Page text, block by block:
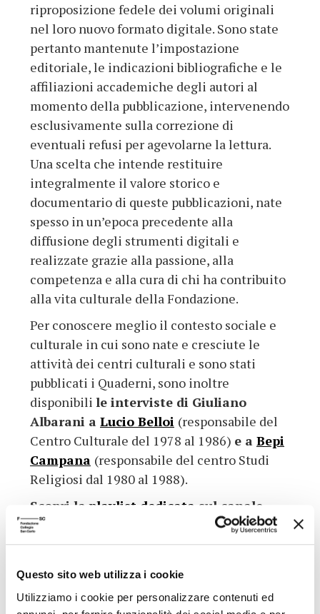
Questo sito web utilizza i cookie
Utilizziamo i cookie per personalizzare contenuti ed
riproposizione fedele dei volumi originali
nel loro nuovo formato digitale. Sono state
pertanto mantenute l’impostazione
editoriale, le indicazioni bibliografiche e le
affiliazioni accademiche degli autori al
momento della pubblicazione, intervenendo
esclusivamente sulla correzione di
eventuali refusi per agevolarne la lettura.
Una scelta che intende restituire
integralmente il valore storico e
documentario di queste pubblicazioni, nate
spesso in un’epoca precedente alla
diffusione degli strumenti digitali e
realizzate grazie alla passione, alla
competenza e alla cura di chi ha contribuito
alla vita culturale della Fondazione.
Per conoscere meglio il contesto sociale e
culturale in cui sono nate e cresciute le
attività dei centri culturali e sono stati
pubblicati i Quaderni, sono inoltre
disponibili le interviste di Giuliano
Albarani a Lucio Belloi (responsabile del
Centro Culturale del 1978 al 1986) e a Bepi
Campana (responsabile del centro Studi
Religiosi dal 1980 al 1988).
Scopri la playlist dedicata sul canale
YouTube della Fondazione Collegio San
Carlo.